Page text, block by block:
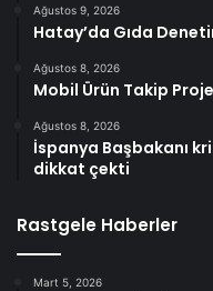
Ağustos 9, 2026
Hatay’da Gıda
Ağustos 8, 2026
Mobil Ürün Takip
Ağustos 8, 2026
İspanya Başbakanı
dikkat çekti
Rastgele Haberler
Mart 5, 2026